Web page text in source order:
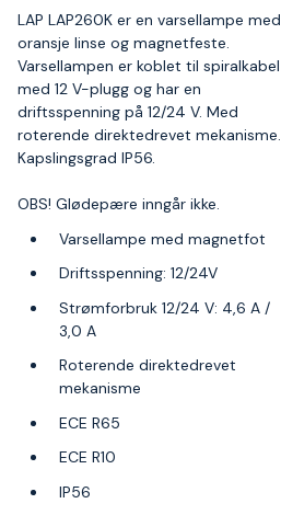
LAP LAP260K er en varsellampe med
oransje linse og magnetfeste.
Varsellampen er koblet til spiralkabel
med 12 V-plugg og har en
driftsspenning på 12/24 V. Med
roterende direktedrevet mekanisme.
Kapslingsgrad IP56.
OBS! Glødepære inngår ikke.
Varsellampe med magnetfot
Driftsspenning: 12/24V
Strømforbruk 12/24 V: 4,6 A /
3,0 A
Roterende direktedrevet
mekanisme
ECE R65
ECE R10
IP56